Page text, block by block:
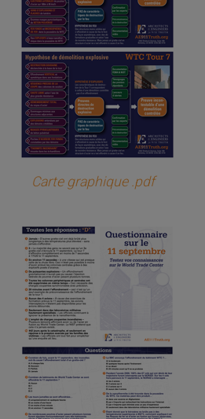
Carte graphique .pdf